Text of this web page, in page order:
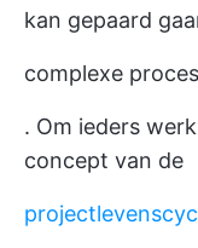
kan gepaard
complexe
. Om ieders
concept van de